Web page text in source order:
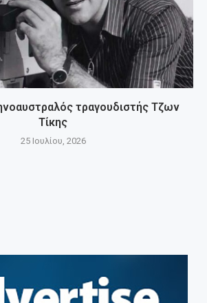
τραγουδιστής Τζων
Τίκης
25 Ιουλίου, 2026